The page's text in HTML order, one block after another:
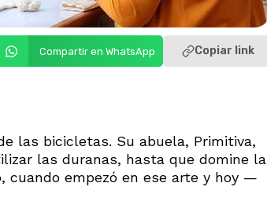
Compartir en WhatsApp Copiar link
las bicicletas. Su abuela, Primitiva,
las duranas, hasta que domine la
cuando empezó en ese arte y hoy —